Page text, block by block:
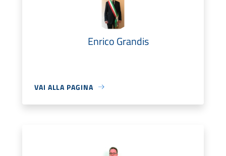
Enrico Grandis
VAI ALLA PAGINA